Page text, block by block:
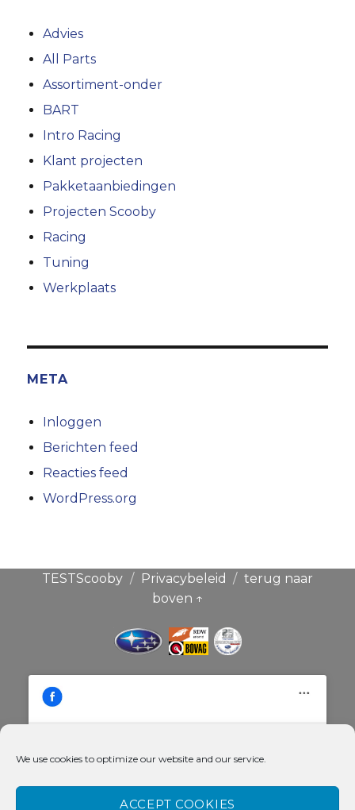
We use cookies to optimize our website and our service.
ACCEPT COOKIES
Advies
All Parts
Assortiment-onder
BART
Intro Racing
Klant projecten
Pakketaanbiedingen
Projecten Scooby
Racing
Tuning
Werkplaats
META
Inloggen
Berichten feed
Reacties feed
WordPress.org
TESTScooby Privacybeleid
terug naar
boven ↑
Broekauto & Scoobysport®